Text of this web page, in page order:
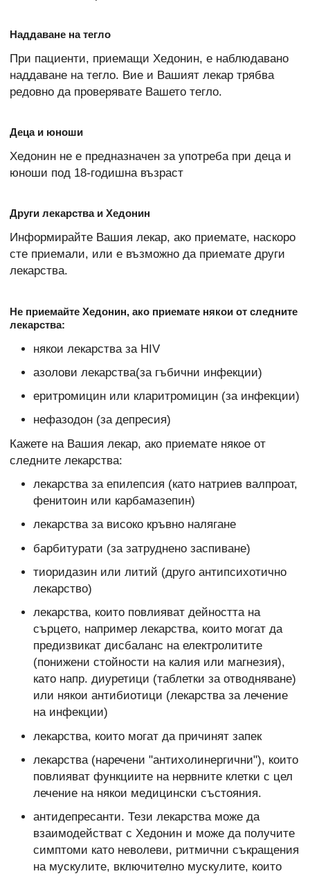
Наддаване на тегло
При пациенти, приемащи Хедонин, е наблюдавано
наддаване на тегло. Вие и Вашият лекар трябва
редовно да проверявате Вашето тегло.
Деца и юноши
Хедонин не е предназначен за употреба при деца и
юноши под 18-годишна възраст
Други лекарства и Хедонин
Информирайте Вашия лекар, ако приемате, наскоро
сте приемали, или е възможно да приемате други
лекарства.
Не приемайте Хедонин, ако приемате някои от следните
лекарства:
някои лекарства за HIV
азолови лекарства(за гъбични инфекции)
еритромицин или кларитромицин (за инфекции)
нефазодон (за депресия)
Кажете на Вашия лекар, ако приемате някое от
следните лекарства:
лекарства за епилепсия (като натриев валпроат,
фенитоин или карбамазепин)
лекарства за високо кръвно налягане
барбитурати (за затруднено заспиване)
тиоридазин или литий (друго антипсихотично
лекарство)
лекарства, които повлияват дейността на
сърцето, например лекарства, които могат да
предизвикат дисбаланс на електролитите
(понижени стойности на калия или магнезия),
като напр. диуретици (таблетки за отводняване)
или някои антибиотици (лекарства за лечение
на инфекции)
лекарства, които могат да причинят запек
лекарства (наречени "антихолинергични"), които
повлияват функциите на нервните клетки с цел
лечение на някои медицински състояния.
антидепресанти. Тези лекарства може да
взаимодействат с Хедонин и може да получите
симптоми като неволеви, ритмични съкращения
на мускулите, включително мускулите, които